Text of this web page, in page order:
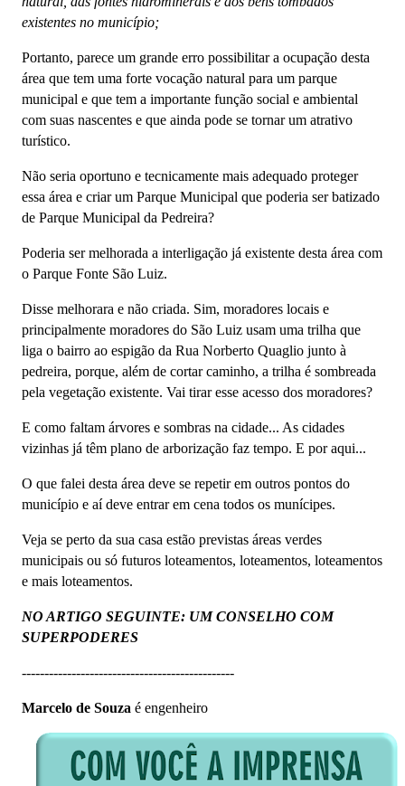
existentes no município;
Portanto, parece um grande erro possibilitar a ocupação desta
área que tem uma forte vocação natural para um parque
municipal e que tem a importante função social e ambiental
com suas nascentes e que ainda pode se tornar um atrativo
turístico.
Não seria oportuno e tecnicamente mais adequado proteger
essa área e criar um Parque Municipal que poderia ser batizado
de Parque Municipal da Pedreira?
Poderia ser melhorada a interligação já existente desta área com
o Parque Fonte São Luiz.
Disse melhorara e não criada. Sim, moradores locais e
principalmente moradores do São Luiz usam uma trilha que
liga o bairro ao espigão da Rua Norberto Quaglio junto à
pedreira, porque, além de cortar caminho, a trilha é sombreada
pela vegetação existente. Vai tirar esse acesso dos moradores?
E como faltam árvores e sombras na cidade... As cidades
vizinhas já têm plano de arborização faz tempo. E por aqui...
O que falei desta área deve se repetir em outros pontos do
município e aí deve entrar em cena todos os munícipes.
Veja se perto da sua casa estão previstas áreas verdes
municipais ou só futuros loteamentos, loteamentos, loteamentos
e mais loteamentos.
NO ARTIGO SEGUINTE: UM CONSELHO COM
SUPERPODERES
-----------------------------------------------
Marcelo de Souza é engenheiro